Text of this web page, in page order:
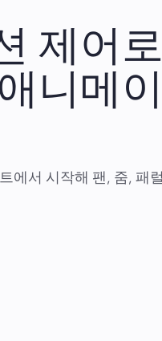
제어
니메
에서 시작해 팬, 줌, 패